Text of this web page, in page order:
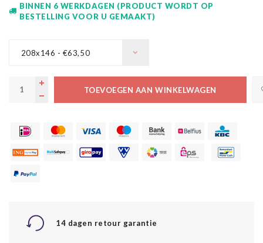
BINNEN 6 WERKDAGEN (PRODUCT WORDT OP
BESTELLING VOOR U GEMAAKT)
208x146 - €63,50
TOEVOEGEN AAN WINKELWAGEN
14 dagen retour garantie